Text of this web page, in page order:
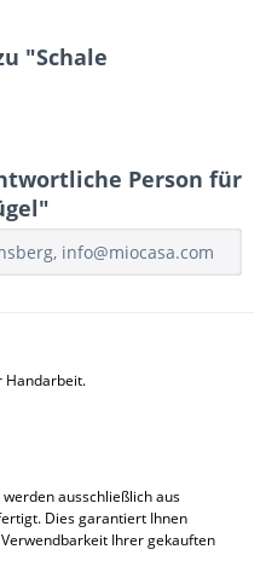
"Schale
Person für
info@miocasa.com
Handarbeit.
ausschließlich aus
Dies garantiert Ihnen
Ihrer gekauften